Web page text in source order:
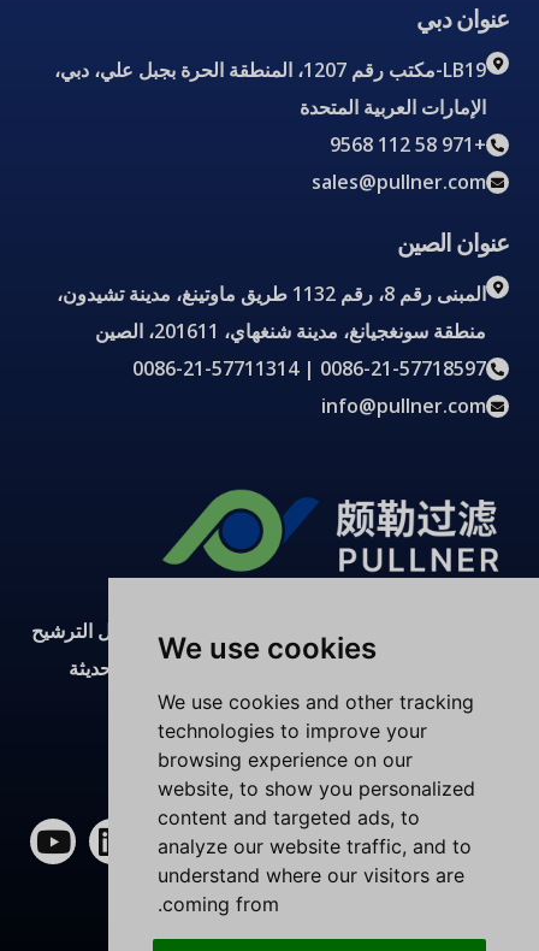
We use cookies
We use cookies and other tracking
technologies to improve your
browsing experience on our
website, to show you personalized
content and targeted ads, to
analyze our website traffic, and to
understand where our visitors are
coming from.
تقوم شركة شنغهاي بولنر بتطوير وتصنيع وتوريد حلول الترشيح
المتقدمة من خلال إنتاج غرف الأبحاث والمختبرات الحديثة
والمعدات القوية والفرق الفنية الخبيرة.
الأعلى تقييماً على موقع Trustpilot
ف
ي
س
ب
إ
ك
س
ل
ي
ي
و
عنوان دبي
LB19-مكتب رقم 1207، المنطقة الحرة بجبل علي، دبي،
الإمارات العربية المتحدة
+971 58 112 9568
sales@pullner.com
عنوان الصين
المبنى رقم 8، رقم 1132 طريق ماوتينغ، مدينة تشيدون،
منطقة سونغجيانغ، مدينة شنغهاي، 201611، الصين
0086-21-57718597 | 0086-21-57711314
info@pullner.com